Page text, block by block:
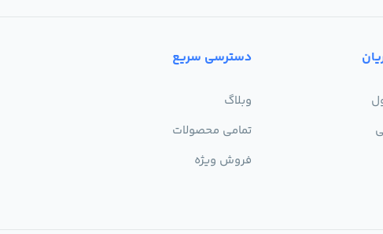
دسترسی سریع
وبلاگ
تمامی محصولات
فروش ویژه